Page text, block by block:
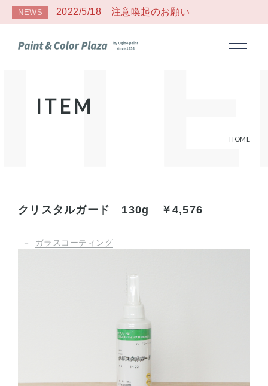
NEWS 2022/5/18 注意喚起のお願い
ITEM
HOME
クリスタルガード 130g ￥4,576
－ ガラスコーティング